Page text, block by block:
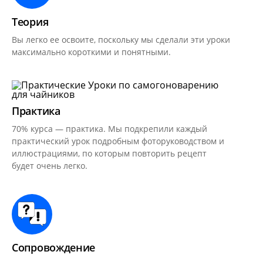
Теория
Вы легко ее освоите, поскольку мы сделали эти уроки
максимально короткими и понятными.
Практика
70% курса — практика. Мы подкрепили каждый
практический урок подробным фоторуководством и
иллюстрациями, по которым повторить рецепт
будет очень легко.
Сопровождение